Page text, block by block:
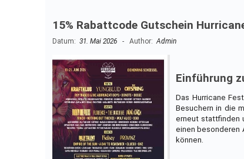
15% Rabattcode Gutschein
Datum: 31. Mai 2026- Author:Admin
Einführung
Das Hurricane
Besuchern in die
erneut stattfinden
einen besonderen
können.